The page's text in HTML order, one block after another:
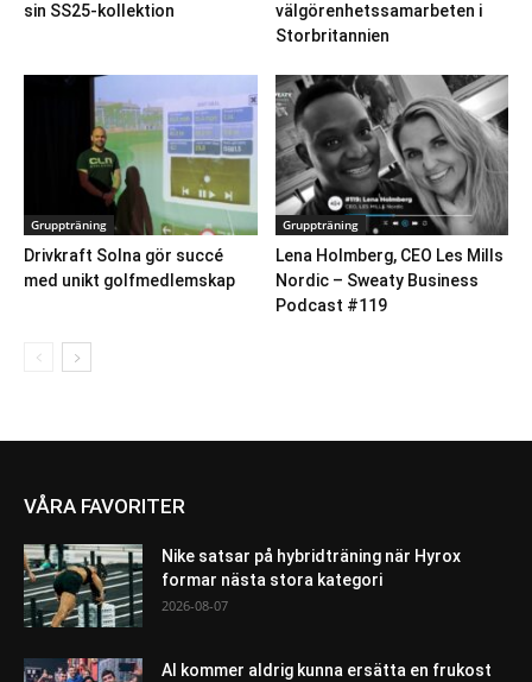
sin SS25-kollektion
välgörenhetssamarbeten i
Storbritannien
Gruppträning
Drivkraft Solna gör succé
med unikt golfmedlemskap
Gruppträning
Lena Holmberg, CEO Les Mills
Nordic – Sweaty Business
Podcast #119
VÅRA FAVORITER
Nike satsar på hybridträning när Hyrox
formar nästa stora kategori
2026-08-07
AI kommer aldrig kunna ersätta en frukost